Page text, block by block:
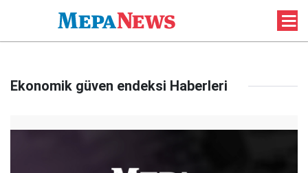
Ekonomik güven endeksi Haberleri